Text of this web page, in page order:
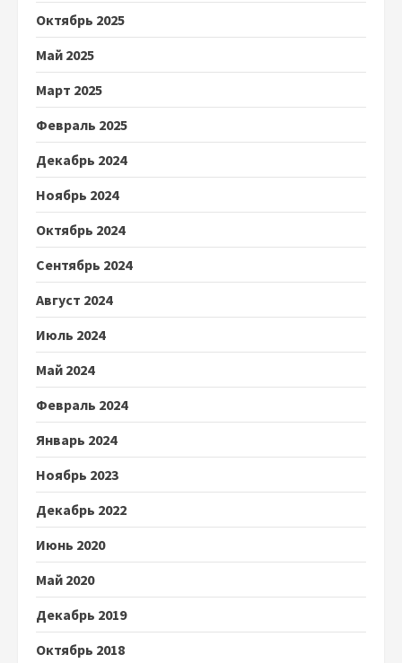
Октябрь 2025
Май 2025
Март 2025
Февраль 2025
Декабрь 2024
Ноябрь 2024
Октябрь 2024
Сентябрь 2024
Август 2024
Июль 2024
Май 2024
Февраль 2024
Январь 2024
Ноябрь 2023
Декабрь 2022
Июнь 2020
Май 2020
Декабрь 2019
Октябрь 2018